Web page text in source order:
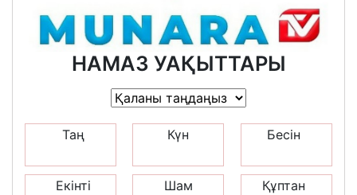
НАМАЗ УАҚЫТТАРЫ
Таң Күн Бесін
Екінті Шам Құптан